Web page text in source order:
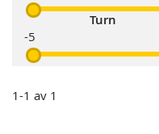
Turn
-5
1-1 av 1